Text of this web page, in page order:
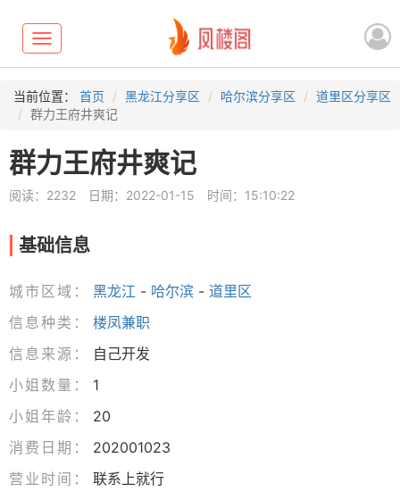
Toggle
navigation
当前位置： 首页 黑龙江分享区 哈尔滨分享区
道里区分享区
群力王府井爽记
群力王府井爽记
阅读：2232 日期：2022-01-15 时间：15:10:22
基础信息
城市区域： 黑龙江 - 哈尔滨 - 道里区
信息种类：
楼凤兼职
信息来源：
自己开发
小姐数量：
1
小姐年龄：
20
消费日期：
202001023
营业时间：
联系上就行